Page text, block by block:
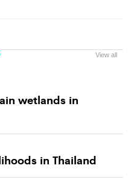
View all
wetlands in
in Thailand